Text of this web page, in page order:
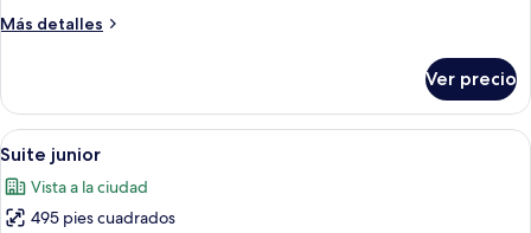
Más detalles
Más
Level,
Habitación
Ver precio
Abrir
todas
las
fotos
Una habitación de hotel moderna
7
Suite junior
Vista a la ciudad
495 pies cuadrados